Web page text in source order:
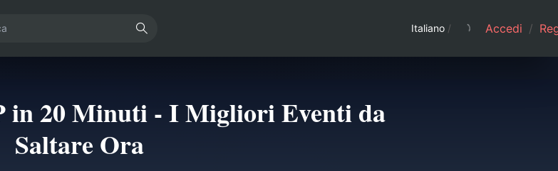
Italiano / Accedi /
in 20 Minuti - I Migliori Eventi da
Saltare Ora